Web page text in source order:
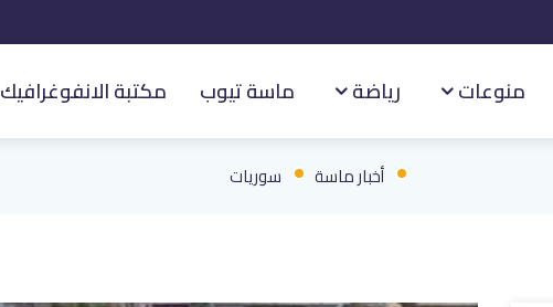
منوعات رياضة ماسة تيوب مكتبة الانفوغرافيك
أخبار ماسة سوريات